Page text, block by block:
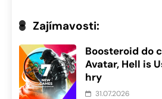
Zajímavosti:
Boosteroid do
Avatar, Hell is
hry
31.07.2026